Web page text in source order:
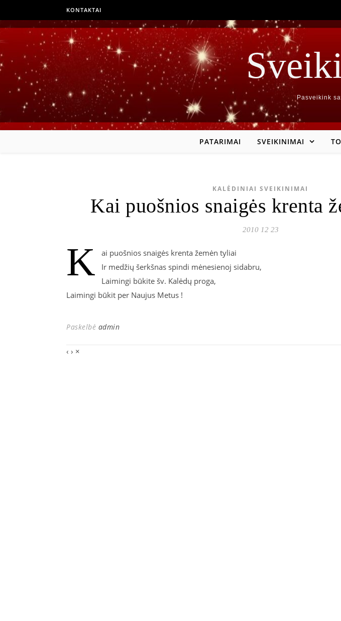
KONTAKTAI
Pasveikink
PATARIMAI SVEIKINIMAI
KALĖDINIAI SVEIKINIMAI
Kai puošnios snaigės krenta
2010 12 23
K
ai puošnios snaigės krenta žemėn tyliai
Ir medžių šerkšnas spindi mėnesienoj sidabru,
Laimingi būkite šv. Kalėdų proga,
Laimingi būkit per Naujus Metus !
Paskelbė admin
‹ › ×